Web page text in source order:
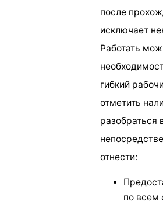
после
исключает
Работать
гибкий
отметить
разобраться
отнести:
по всем